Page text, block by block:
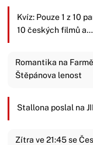
Kvíz: Pouze 1 z 10
10 českých filmů a…
Romantika na
Štěpánova lenost
Stallona poslal na
Zítra ve 21:45 se